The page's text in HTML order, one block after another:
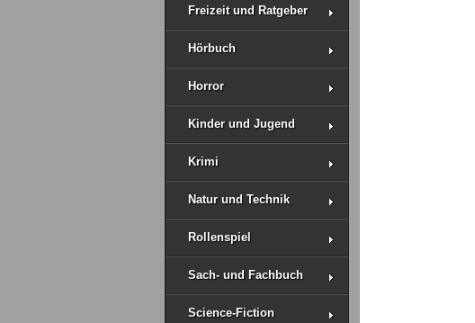
Freizeit und Ratgeber
Hörbuch
Horror
Kinder und Jugend
Krimi
Natur und Technik
Rollenspiel
Sach- und Fachbuch
Science-Fiction